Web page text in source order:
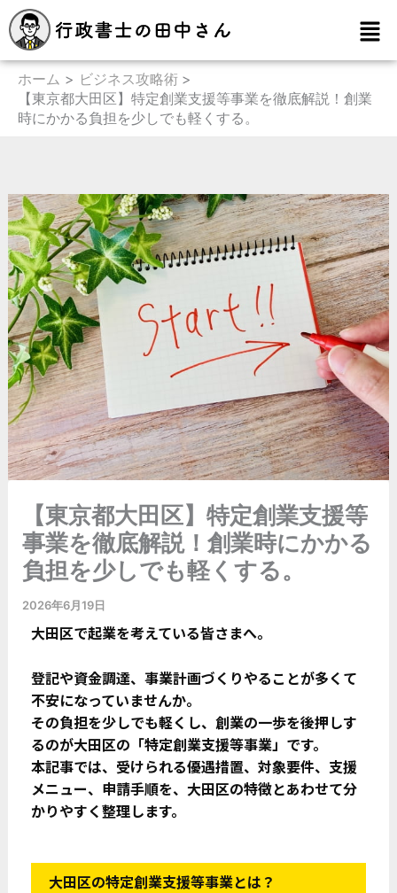
容
を
メ
ニ
ュ
ホーム
ビジネス攻略術
【東京都大田区】特定創業支援等事業を徹底解説！創業
時にかかる負担を少しでも軽くする。
【東京都大田区】特定創業支援等
事業を徹底解説！創業時にかかる
負担を少しでも軽くする。
2026年6月19日
大田区で起業を考えている皆さまへ。
登記や資金調達、事業計画づくり――やることが多くて
不安になっていませんか。
その負担を少しでも軽くし、創業の一歩を後押しす
るのが大田区の「特定創業支援等事業」です。
本記事では、受けられる優遇措置、対象要件、支援
メニュー、申請手順を、大田区の特徴とあわせて分
かりやすく整理します。
大田区の特定創業支援等事業とは？